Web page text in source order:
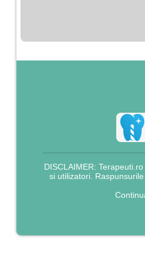
pentru bani.
DISCLAIMER:
si utilizatori.